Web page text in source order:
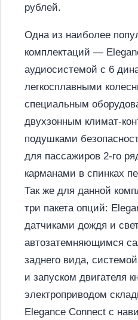
рублей.
Одна из наиболее
комплектаций —
аудиосистемой с 6
легкосплавными
специальным
двухзонным климат-
подушками
для пассажиров 2-го
карманами в спинках
Так же для данной
три пакета опций:
датчиками дождя и
автозатемняющимся
заднего вида,
и запуском двигателя
электроприводом
Elegance Connect с